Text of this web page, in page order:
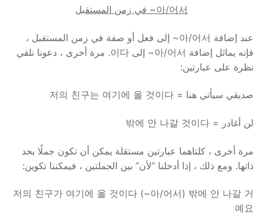
아/어서~ في زمن المستقبل
عند إضافة 아/어서~ إلى فعل أو صفة في زمن المستقبل ،
فإنه يماثل إضافة 아/어서~ إلى 이다. مرة أخرى ، دعونا نلقي
نظرة على عبارتين:
صديقي سيأتي هنا = 저의 친구는 여기에 올 것이다
لن أغادر = 밖에 안 나갈 것이다
مرة أخرى ، كلتاهما عبارتين مستقلة يمكن أن تكون جملًا بحد
ذاتها. ومع ذلك ، إذا أدخلنا “لأن” بين الجملتين ، فيمكننا تكوين:
저의 친구가 여기에 올 것이다 (~아/어서) 밖에 안 나갈 거
예요